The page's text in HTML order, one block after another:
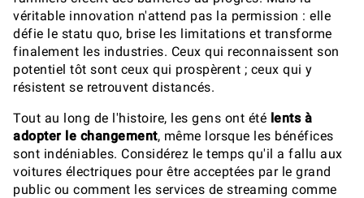
véritable innovation n'attend pas la permission : elle
défie le statu quo, brise les limitations et transforme
finalement les industries. Ceux qui reconnaissent son
potentiel tôt sont ceux qui prospèrent ; ceux qui y
résistent se retrouvent distancés.
Tout au long de l'histoire, les gens ont été lents à
adopter le changement, même lorsque les bénéfices
sont indéniables. Considérez le temps qu'il a fallu aux
voitures électriques pour être acceptées par le grand
public ou comment les services de streaming comme